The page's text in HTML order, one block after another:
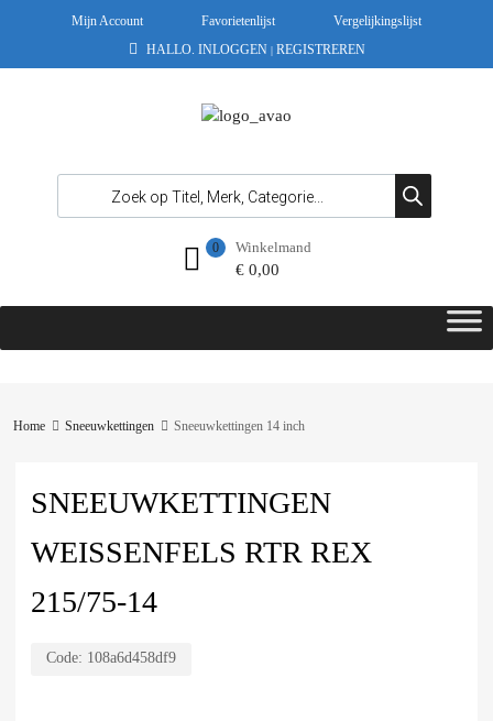
Mijn Account Favorietenlijst
Vergelijkingslijst
HALLO. INLOGGEN | REGISTREREN
Winkelmand
€0,00
0
Home Sneeuwkettingen Sneeuwkettingen 14 inch
SNEEUWKETTINGEN
WEISSENFELS RTR REX
215/75-14
Code: 108a6d458df9